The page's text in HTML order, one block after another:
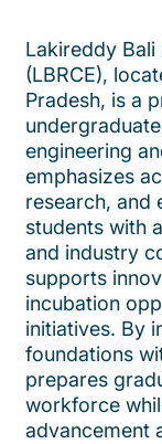
Lakireddy Bali
(LBRCE),
Pradesh, is a
engineering
emphasizes
research, and
students with
and industry
supports
incubation
initiatives. By
foundations
prepares
workforce
advancement